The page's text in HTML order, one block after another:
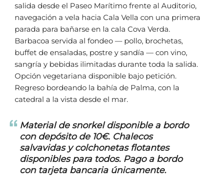
salida desde el Paseo Marítimo frente al Auditorio,
navegación a vela hacia Cala Vella con una primera
parada para bañarse en la cala Cova Verda.
Barbacoa servida al fondeo — pollo, brochetas,
buffet de ensaladas, postre y sandía — con vino,
sangría y bebidas ilimitadas durante toda la salida.
Opción vegetariana disponible bajo petición.
Regreso bordeando la bahía de Palma, con la
catedral a la vista desde el mar.
Material de snorkel disponible a bordo
con depósito de 10€. Chalecos
salvavidas y colchonetas flotantes
disponibles para todos. Pago a bordo
con tarjeta bancaria únicamente.